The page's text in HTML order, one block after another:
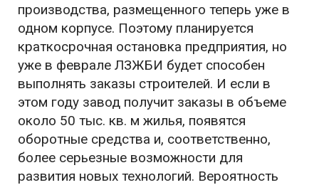
производства, размещенного теперь уже в
одном корпусе. Поэтому планируется
краткосрочная остановка предприятия, но
уже в феврале ЛЗЖБИ будет способен
выполнять заказы строителей. И если в
этом году завод получит заказы в объеме
около 50 тыс. кв. м жилья, появятся
оборотные средства и, соответственно,
более серьезные возможности для
развития новых технологий. Вероятность